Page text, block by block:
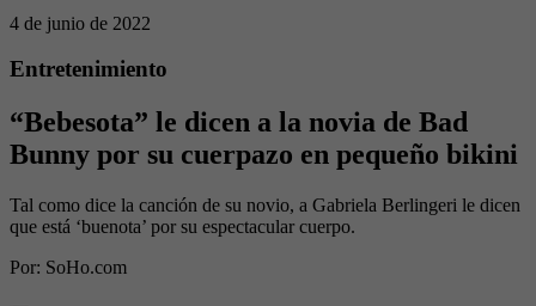
4 de junio de 2022
Entretenimiento
“Bebesota” le dicen a la novia de Bad
Bunny por su cuerpazo en pequeño bikini
Tal como dice la canción de su novio, a Gabriela Berlingeri le dicen
que está ‘buenota’ por su espectacular cuerpo.
Por: SoHo.com